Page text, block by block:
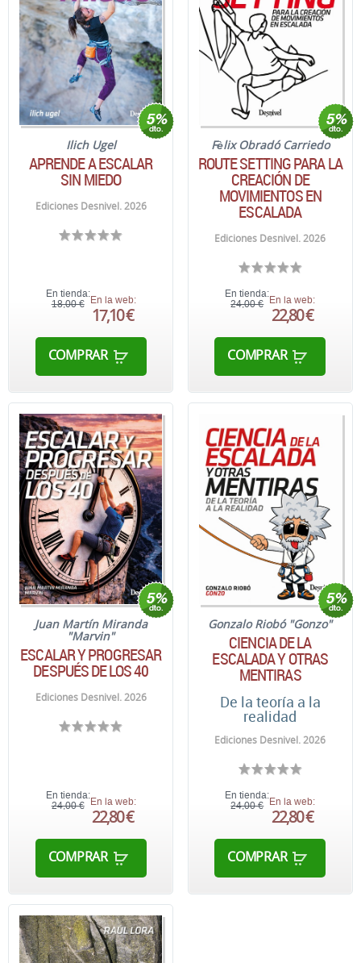
Ilich Ugel
APRENDE A ESCALAR
SIN MIEDO
Ediciones Desnivel. 2026
En tienda:
18,00 € En la web:
17,10 €
COMPRAR
Fèlix Obradó Carriedo
ROUTE SETTING PARA LA
CREACIÓN DE
MOVIMIENTOS EN
ESCALADA
Ediciones Desnivel. 2026
En tienda:
24,00 € En la web:
22,80 €
COMPRAR
Juan Martín Miranda
"Marvin"
ESCALAR Y PROGRESAR
DESPUÉS DE LOS 40
Ediciones Desnivel. 2026
En tienda:
24,00 € En la web:
22,80 €
COMPRAR
Gonzalo Riobó "Gonzo"
CIENCIA DE LA
ESCALADA Y OTRAS
MENTIRAS
De la teoría a la
realidad
Ediciones Desnivel. 2026
En tienda:
24,00 €
En la web:
22,80 €
COMPRAR